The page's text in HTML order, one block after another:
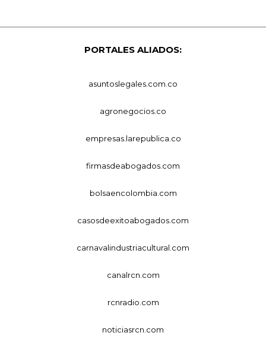
PORTALES ALIADOS:
asuntoslegales.com.co
agronegocios.co
empresas.larepublica.co
firmasdeabogados.com
bolsaencolombia.com
casosdeexitoabogados.com
carnavalindustriacultural.com
canalrcn.com
rcnradio.com
noticiasrcn.com